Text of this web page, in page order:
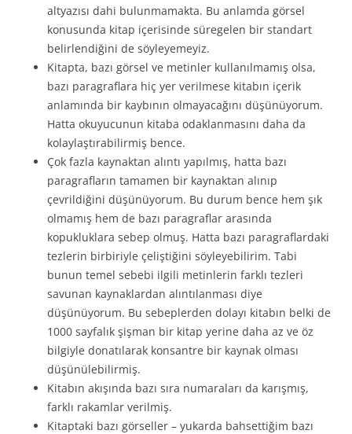
altyazısı dahi bulunmamakta. Bu anlamda görsel
konusunda kitap içerisinde süregelen bir standart
belirlendiğini de söyleyemeyiz.
Kitapta, bazı görsel ve metinler kullanılmamış olsa,
bazı paragraflara hiç yer verilmese kitabın içerik
anlamında bir kaybının olmayacağını düşünüyorum.
Hatta okuyucunun kitaba odaklanmasını daha da
kolaylaştırabilirmiş bence.
Çok fazla kaynaktan alıntı yapılmış, hatta bazı
paragrafların tamamen bir kaynaktan alınıp
çevrildiğini düşünüyorum. Bu durum bence hem şık
olmamış hem de bazı paragraflar arasında
kopukluklara sebep olmuş. Hatta bazı paragraflardaki
tezlerin birbiriyle çeliştiğini söyleyebilirim. Tabi
bunun temel sebebi ilgili metinlerin farklı tezleri
savunan kaynaklardan alıntılanması diye
düşünüyorum. Bu sebeplerden dolayı kitabın belki de
1000 sayfalık şişman bir kitap yerine daha az ve öz
bilgiyle donatılarak konsantre bir kaynak olması
düşünülebilirmiş.
Kitabın akışında bazı sıra numaraları da karışmış,
farklı rakamlar verilmiş.
Kitaptaki bazı görseller – yukarda bahsettiğim bazı